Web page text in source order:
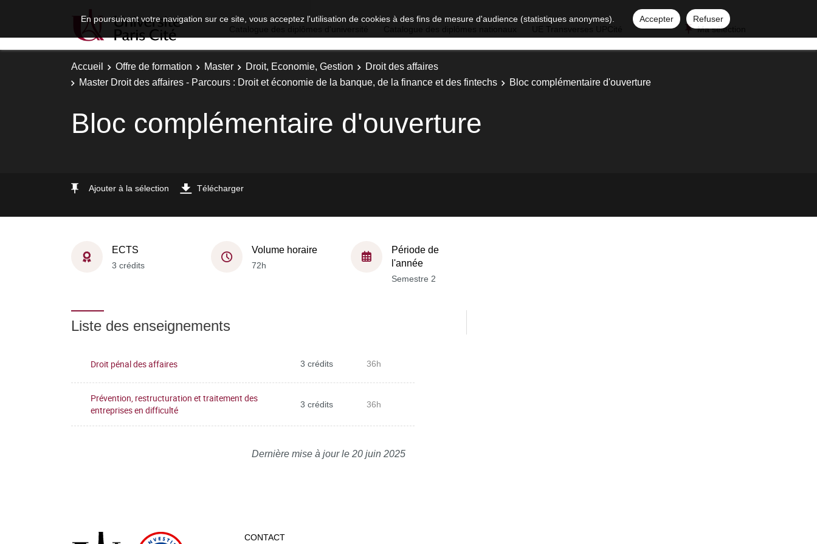
En poursuivant votre navigation sur ce site, vous acceptez l'utilisation de cookies à des fins de mesure d'audience (statistiques anonymes). Accepter
Refuser
Ma sélection
Accueil Offre de formation Master Droit, Economie, Gestion
Droit des affaires
Master Droit des affaires - Parcours : Droit et économie de la banque, de la finance et des fintechs
Bloc complémentaire d'ouverture
Bloc complémentaire d'ouverture
Ajouter à la sélection Télécharger
ECTS
3 crédits
Volume horaire
72h
Période de
l'année
Semestre 2
Liste des enseignements
Droit pénal des affaires 3 crédits 36h
Prévention, restructuration et traitement des
entreprises en difficulté
3 crédits 36h
Dernière mise à jour le 20 juin 2025
CONTACT